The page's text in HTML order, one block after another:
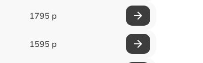
1795 р
1595 р